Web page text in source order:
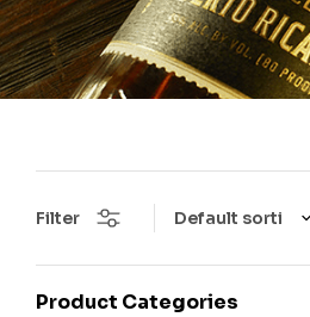
Filter
Product Categories